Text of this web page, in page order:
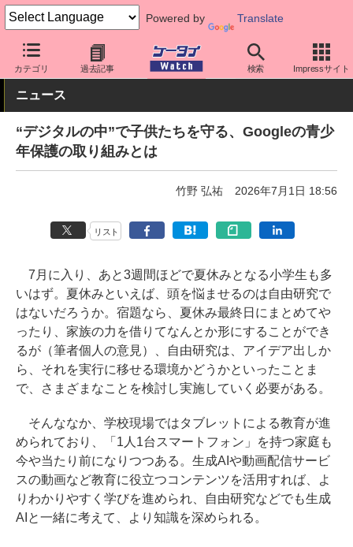
Powered by Translate
カテゴリ 過去記事 検索 Impressサイト
ケータイ Watch アプリ・サービス 教育
ニュース
“デジタルの中”で子供たちを守る、Googleの青少
年保護の取り組みとは
竹野 弘祐 2026年7月1日 18:56
リスト
7月に入り、あと3週間ほどで夏休みとなる小学生も多
いはず。夏休みといえば、頭を悩ませるのは自由研究で
はないだろうか。宿題なら、夏休み最終日にまとめてや
ったり、家族の力を借りてなんとか形にすることができ
るが（筆者個人の意見）、自由研究は、アイデア出しか
ら、それを実行に移せる環境かどうかといったことま
で、さまざまなことを検討し実施していく必要がある。
そんななか、学校現場ではタブレットによる教育が進
められており、「1人1台スマートフォン」を持つ家庭も
今や当たり前になりつつある。生成AIや動画配信サービ
スの動画など教育に役立つコンテンツを活用すれば、よ
りわかりやすく学びを進められ、自由研究などでも生成
AIと一緒に考えて、より知識を深められる。